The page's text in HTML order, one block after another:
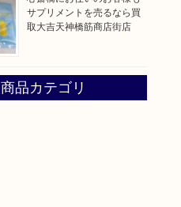
サプリメントを売るなら買
取大吉天神橋筋商店街店
商品カテゴリ